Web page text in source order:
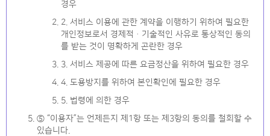
경우
2. 서비스 이용에 관한 계약을 이행하기 위하여 필요한
개인정보로서 경제적ㆍ기술적인 사유로 통상적인 동의
를 받는 것이 명확하게 곤란한 경우
3. 서비스 제공에 따른 요금정산을 위하여 필요한 경우
4. 도용방지를 위하여 본인확인에 필요한 경우
5. 법령에 의한 경우
⑤ “이용자”는 언제든지 제1항 또는 제3항의 동의를 철회할 수
있습니다.